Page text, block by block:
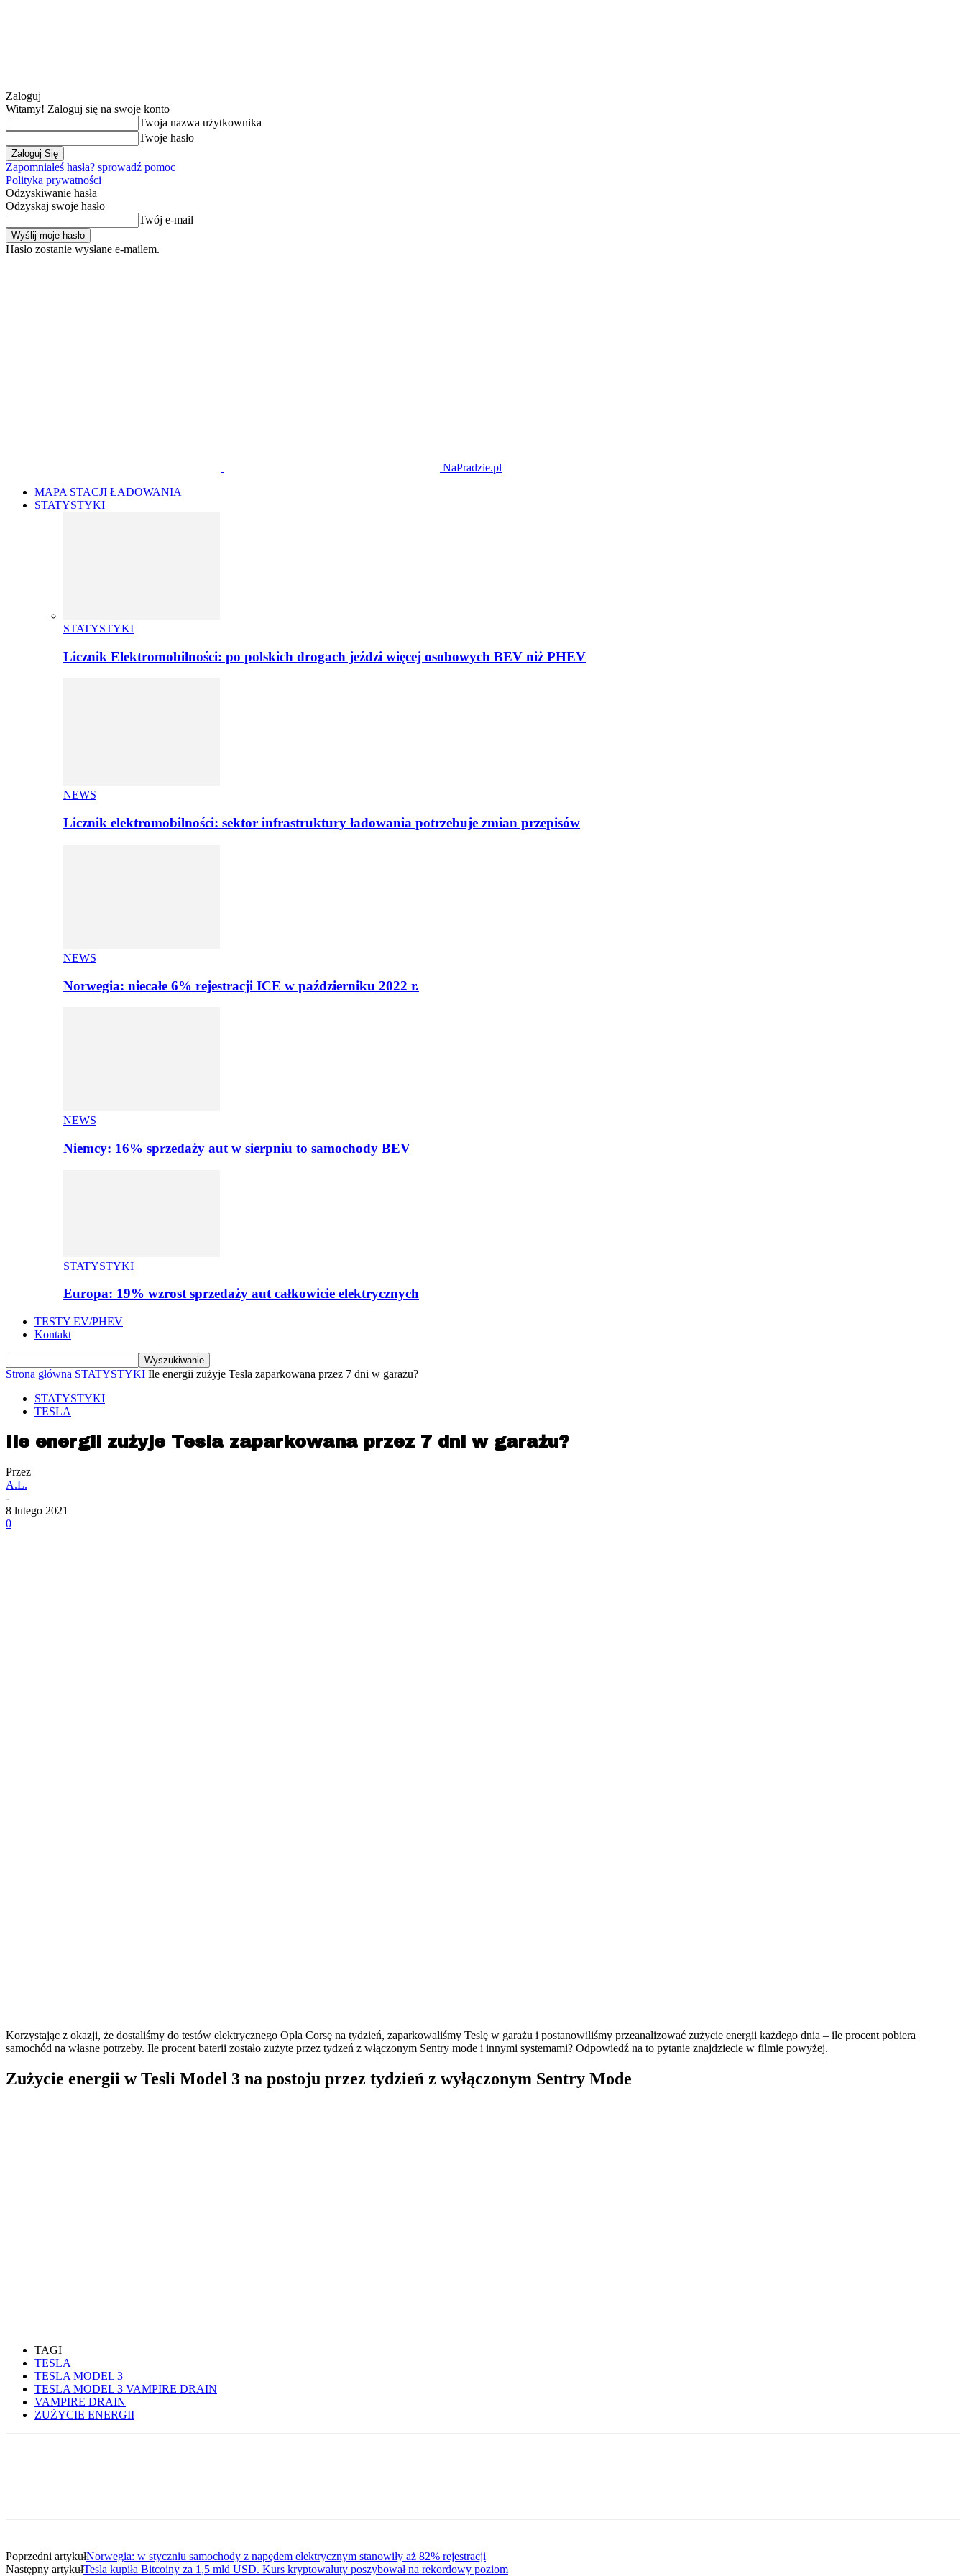
Zaloguj
Witamy! Zaloguj się na swoje konto
Twoja nazwa użytkownika
Twoje hasło
Zapomniałeś hasła? sprowadź pomoc
Polityka prywatności
Odzyskiwanie hasła
Odzyskaj swoje hasło
Twój e-mail
Hasło zostanie wysłane e-mailem.
NaPradzie.pl
MAPA STACJI ŁADOWANIA
STATYSTYKI
STATYSTYKI
Licznik Elektromobilności: po polskich drogach jeździ więcej osobowych BEV niż PHEV
NEWS
Licznik elektromobilności: sektor infrastruktury ładowania potrzebuje zmian przepisów
NEWS
Norwegia: niecałe 6% rejestracji ICE w październiku 2022 r.
NEWS
Niemcy: 16% sprzedaży aut w sierpniu to samochody BEV
STATYSTYKI
Europa: 19% wzrost sprzedaży aut całkowicie elektrycznych
TESTY EV/PHEV
Kontakt
Strona główna STATYSTYKI Ile energii zużyje Tesla zaparkowana przez 7 dni w garażu?
STATYSTYKI
TESLA
Ile energii zużyje Tesla zaparkowana przez 7 dni w garażu?
Przez
A.L.
-
8 lutego 2021
0
Korzystając z okazji, że dostaliśmy do testów elektrycznego Opla Corsę na tydzień, zaparkowaliśmy Teslę w garażu i postanowiliśmy przeanalizować zużycie energii każdego dnia – ile procent pobiera
samochód na własne potrzeby. Ile procent baterii zostało zużyte przez tydzeń z włączonym Sentry mode i innymi systemami? Odpowiedź na to pytanie znajdziecie w filmie powyżej.
Zużycie energii w Tesli Model 3 na postoju przez tydzień z wyłączonym Sentry Mode
TAGI
TESLA
TESLA MODEL 3
TESLA MODEL 3 VAMPIRE DRAIN
VAMPIRE DRAIN
ZUŻYCIE ENERGII
Poprzedni artykułNorwegia: w styczniu samochody z napędem elektrycznym stanowiły aż 82% rejestracji
Następny artykułTesla kupiła Bitcoiny za 1,5 mld USD. Kurs kryptowaluty poszybował na rekordowy poziom